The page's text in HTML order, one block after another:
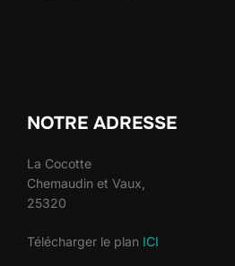
NOTRE ADRESSE
La Cocotte
Chemaudin et Vaux,
25320
Télécharger le plan ICI